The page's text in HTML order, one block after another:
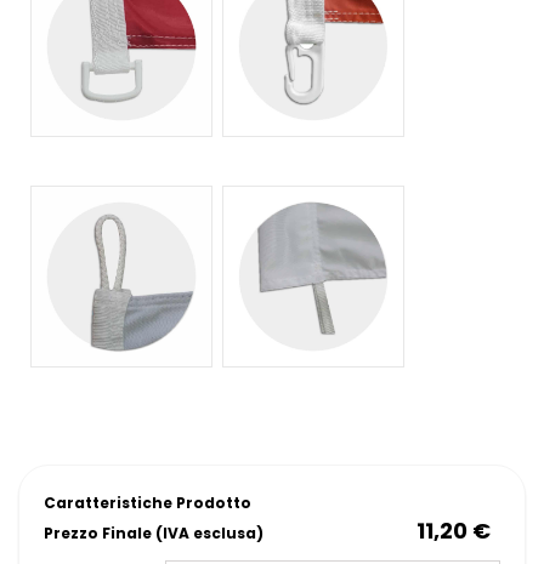
Caratteristiche Prodotto
Prezzo Finale (IVA esclusa)
11,20 €